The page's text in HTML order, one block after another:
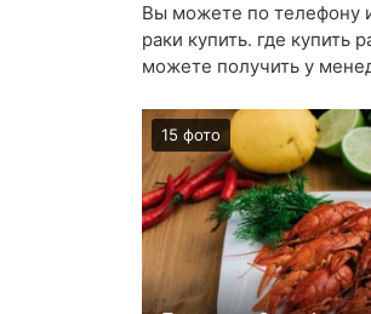
Вы можете по телефону
раки купить. где купить
можете получить у
15 фото